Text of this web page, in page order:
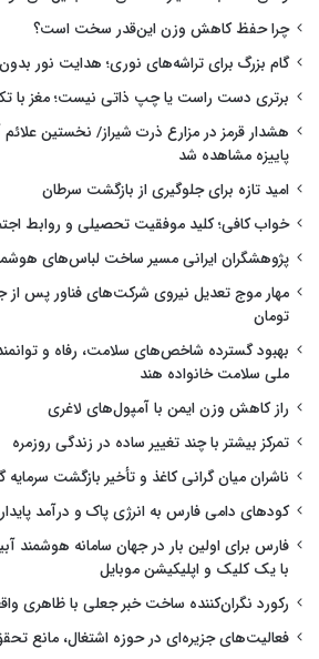
چرا حفظ کاهش وزن این‌قدر سخت است؟
گام بزرگ برای تراشه‌های نوری؛ هدایت نور
برتری دست راست یا چپ ذاتی نیست؛ مغز با
هشدار قرمز در مزارع ذرت شیراز/ نخستین
پاییزه مشاهده شد
امید تازه برای جلوگیری از بازگشت سرطان
خواب کافی؛ کلید موفقیت تحصیلی و روابط
پژوهشگران ایرانی مسیر ساخت لباس‌های
تومان
بهبود گسترده شاخص‌های سلامت، رفاه و
ملی سلامت خانواده هند
راز کاهش وزن ایمن با آمپول‌های لاغری
تمرکز بیشتر با چند تغییر ساده در زندگی روزمره
ناشران میان گرانی کاغذ و تأخیر بازگشت سرمایه
کودهای دامی فارس به انرژی پاک و درآمد
فارس برای اولین بار در جهان سامانه هوشمند
با یک کلیک و اپلیکیشن موبایل
رکورد نگران‌کننده ساخت خبر جعلی با ظاهری
فعالیت‌های جزیره‌ای در حوزه اشتغال، مانع